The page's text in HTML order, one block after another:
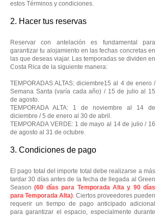
estos Términos y condiciones.
2. Hacer tus reservas
Reservar con antelación es fundamental para
garantizar tu alojamiento en las fechas concretas en
las que deseas viajar. Las temporadas se dividen en
Costa Rica de la siguiente manera:
TEMPORADAS ALTAS: diciembre15 al 4 de enero /
Semana Santa (varía cada año) / 15 de julio al 15
de agosto.
TEMPORADA ALTA: 1 de noviembre al 14 de
diciembre / 5 de enero al 30 de abril.
TEMPORADA VERDE: 1 de mayo al 14 de julio / 16
de agosto al 31 de octubre.
3. Condiciones de pago
El pago total del importe total debe realizarse a más
tardar 30 días antes de la fecha de llegada al Green
Season(60 días para Temporada Alta y 90 días
para Temporada Alta). Ciertos proveedores pueden
requerir un tiempo de pago anticipado adicional
para garantizar el espacio, especialmente durante